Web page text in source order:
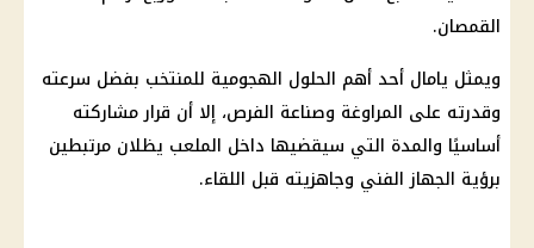
القمصان.
ويمثل يامال أحد أهم الحلول الهجومية للمنتخب بفضل سرعته
وقدرته على المراوغة وصناعة الفرص، إلا أن قرار مشاركته
أساسيًا والمدة التي سيقضيها داخل الملعب يظلان مرتبطين
برؤية الجهاز الفني وجاهزيته قبل اللقاء.